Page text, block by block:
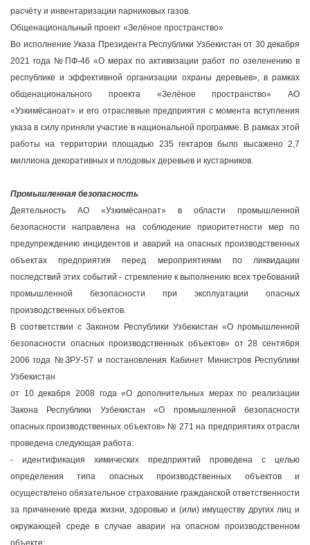
расчёту и инвентаризации парниковых газов.
Общенациональный проект «Зелёное пространство»
Во исполнение Указа Президента Республики Узбекистан от 30 декабря
2021 года №ПФ-46 «О мерах по активизации работ по озеленению в
республике и эффективной организации охраны деревьев», в рамках
общенационального проекта «Зелёное пространство» АО
«Узкимёсаноат» и его отраслевые предприятия с момента вступления
указа в силу приняли участие в национальной программе. В рамках этой
работы на территории площадью 235 гектаров было высажено 2,7
миллиона декоративных и плодовых деревьев и кустарников.
Промышленная безопасность
Деятельность АО «Узкимёсаноат» в области промышленной
безопасности направлена на соблюдение приоритетности мер по
предупреждению инцидентов и аварий на опасных производственных
объектах предприятия перед мероприятиями по ликвидации
последствий этих событий - стремление к выполнению всех требований
промышленной безопасности при эксплуатации опасных
производственных объектов.
В соответствии с Законом Республики Узбекистан «О промышленной
безопасности опасных производственных объектов» от 28 сентября
2006 года №ЗРУ-57 и постановления Кабинет Министров Республики
Узбекистан
от 10 декабря 2008 года «О дополнительных мерах по реализации
Закона Республики Узбекистан «О промышленной безопасности
опасных производственных объектов» № 271 на предприятиях отрасли
проведена следующая работа:
- идентификация химических предприятий проведена с целью
определения типа опасных производственных объектов и
осуществлено обязательное страхование гражданской ответственности
за причинение вреда жизни, здоровью и (или) имуществу других лиц и
окружающей среде в случае аварии на опасном производственном
объекте;